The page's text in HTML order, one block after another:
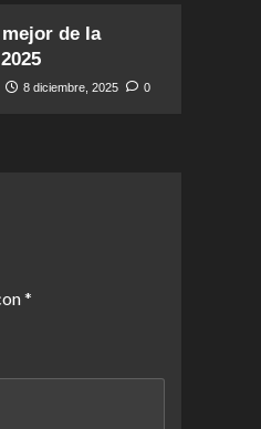
de la
8 diciembre, 2025 0
*